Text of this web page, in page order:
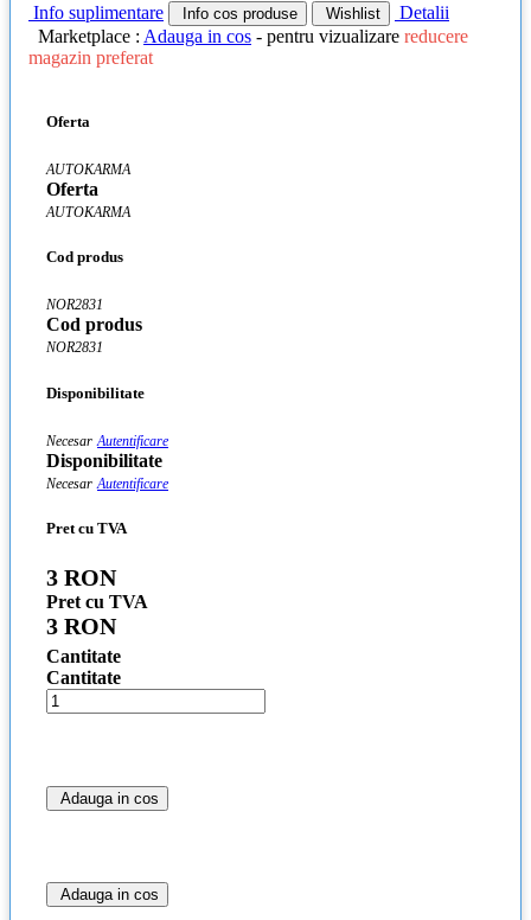
Info suplimentare Info cos produse Wishlist
Detalii
Marketplace : Adauga in cos - pentru vizualizare reducere
magazin preferat
Oferta
AUTOKARMA
Oferta
AUTOKARMA
Cod produs
NOR2831
Cod produs
NOR2831
Disponibilitate
Necesar Autentificare
Disponibilitate
Necesar Autentificare
Pret cu TVA
3 RON
Pret cu TVA
3 RON
Cantitate
Cantitate
Adauga in cos
Adauga in cos